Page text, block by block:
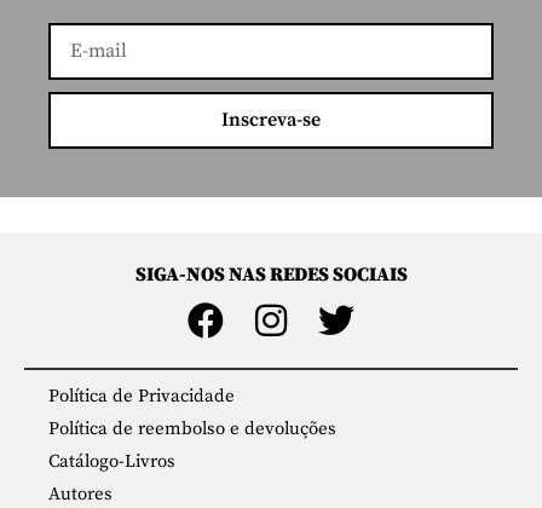
Inscreva-se
SIGA-NOS NAS REDES SOCIAIS
Política de Privacidade
Política de reembolso e devoluções
Catálogo-Livros
Autores